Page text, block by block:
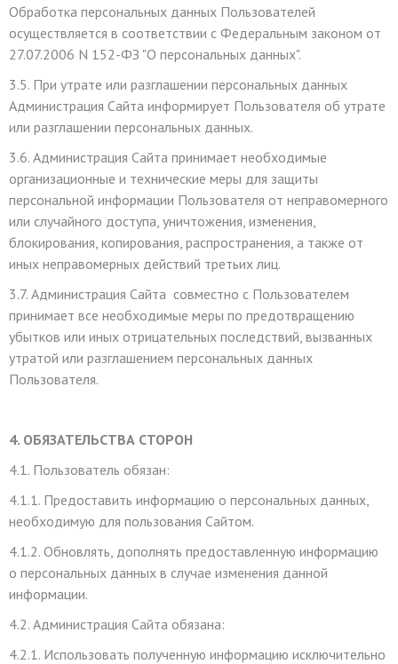
Обработка персональных данных Пользователей
осуществляется в соответствии с Федеральным законом от
27.07.2006 N 152-ФЗ "О персональных данных".
3.5. При утрате или разглашении персональных данных
Администрация Сайта информирует Пользователя об утрате
или разглашении персональных данных.
3.6. Администрация Сайта принимает необходимые
организационные и технические меры для защиты
персональной информации Пользователя от неправомерного
или случайного доступа, уничтожения, изменения,
блокирования, копирования, распространения, а также от
иных неправомерных действий третьих лиц.
3.7. Администрация Сайта совместно с Пользователем
принимает все необходимые меры по предотвращению
убытков или иных отрицательных последствий, вызванных
утратой или разглашением персональных данных
Пользователя.
4. ОБЯЗАТЕЛЬСТВА СТОРОН
4.1. Пользователь обязан:
4.1.1. Предоставить информацию о персональных данных,
необходимую для пользования Сайтом.
4.1.2. Обновлять, дополнять предоставленную информацию
о персональных данных в случае изменения данной
информации.
4.2. Администрация Сайта обязана:
4.2.1. Использовать полученную информацию исключительно